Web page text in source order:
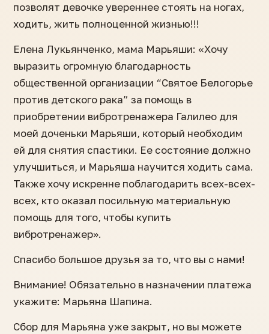
позволят девочке увереннее стоять на ногах,
ходить, жить полноценной жизнью!!!
Елена Лукьянченко, мама Марьяши: «Хочу
выразить огромную благодарность
общественной организации “Святое Белогорье
против детского рака” за помощь в
приобретении вибротренажера Галилео для
моей доченьки Марьяши, который необходим
ей для снятия спастики. Ее состояние должно
улучшиться, и Марьяша научится ходить сама.
Также хочу искренне поблагодарить всех-всех-
всех, кто оказал посильную материальную
помощь для того, чтобы купить
вибротренажер».
Спасибо большое друзья за то, что вы с нами!
Внимание! Обязательно в назначении платежа
укажите: Марьяна Шапина.
Сбор для Марьяна уже закрыт, но вы можете